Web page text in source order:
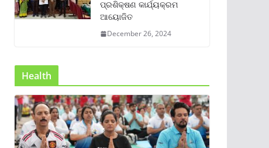
ପ୍ରଶିକ୍ଷଣ କାର୍ଯ୍ୟକ୍ରମ
ଆୟୋଜିତ
December 26, 2024
Health